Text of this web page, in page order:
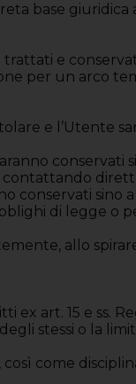
base
e
per un arco
e l’Utente
conservati
sino
di legge o
allo
art. 15 e ss.
stessi o la
come